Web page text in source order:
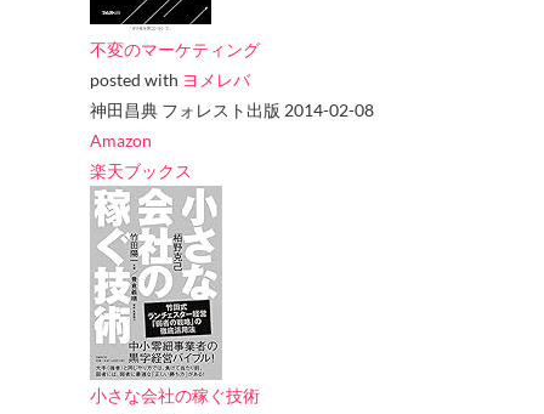
不変のマーケティング
posted with ヨメレバ
神田昌典 フォレスト出版 2014-02-08
Amazon
楽天ブックス
小さな会社の稼ぐ技術